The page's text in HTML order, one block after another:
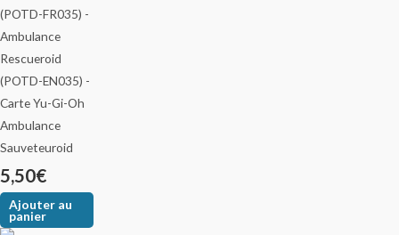
Ambulance
Sauveteuroid
5,50€
Ajouter au
panier